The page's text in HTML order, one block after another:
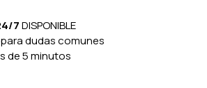
7DISPONIBLE
dudas comunes
de 5 minutos